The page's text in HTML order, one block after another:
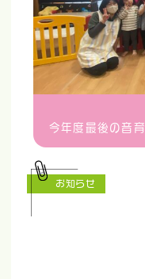
今年度最後の音育
お知らせ